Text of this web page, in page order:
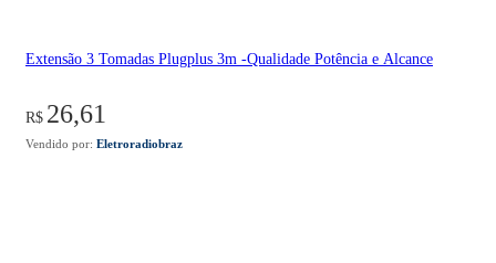
Extensão 3 Tomadas Plugplus 3m -Qualidade Potência e Alcance
R$ 26,61
Vendido por: Eletroradiobraz